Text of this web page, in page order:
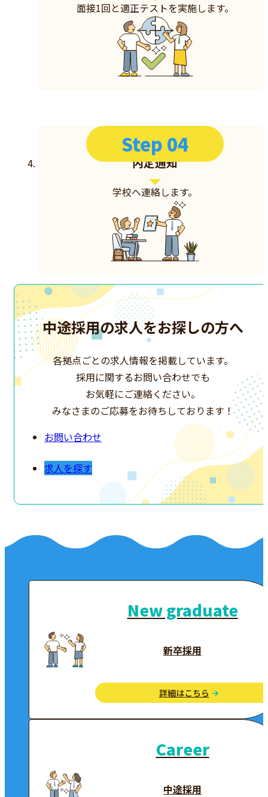
面接1回と適正テストを実施します。
Step 04
内定通知
学校へ連絡します。
中途採用の求人をお探しの方へ
各拠点ごとの求人情報を掲載しています。
採用に関するお問い合わせでも
お気軽にご連絡ください。
みなさまのご応募をお待ちしております！
お問い合わせ
求人を探す
新卒採用
New graduate
詳細はこちら
中途採用
Career